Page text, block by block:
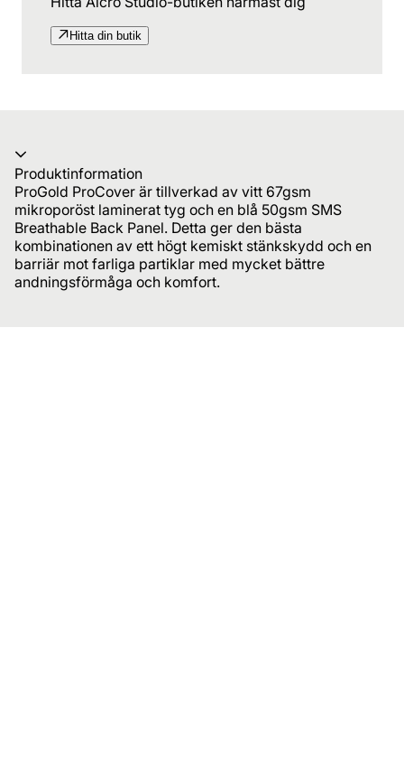
Hitta din butik
Produktinformation
ProGold ProCover är tillverkad av vitt 67gsm
mikroporöst laminerat tyg och en blå 50gsm SMS
Breathable Back Panel. Detta ger den bästa
kombinationen av ett högt kemiskt stänkskydd och en
barriär mot farliga partiklar med mycket bättre
andningsförmåga och komfort.